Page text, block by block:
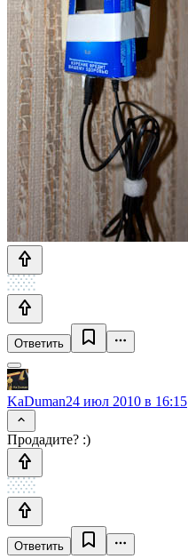
Ответить
KaDuman24 июл 2010 в 16:15
Продадите? :)
Ответить